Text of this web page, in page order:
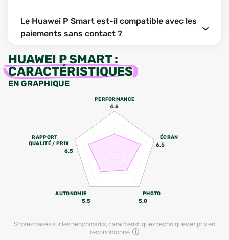
Le Huawei P Smart est-il compatible avec les
paiements sans contact ?
HUAWEI P SMART:
CARACTÉRISTIQUES
EN GRAPHIQUE
PERFORMANCE
4.5
ÉCRAN
6.5
PHOTO
5.0
AUTONOMIE
5.5
RAPPORT
QUALITÉ / PRIX
6.5
Scores basés sur les benchmarks, caractéristiques techniques et prix en
reconditionné.